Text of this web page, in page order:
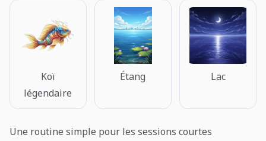
Koï
légendaire
Étang Lac
Une routine simple pour les sessions courtes